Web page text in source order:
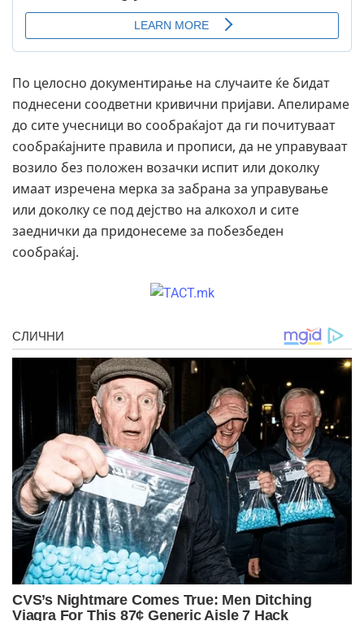
По целосно документирање на случаите ќе бидат
поднесени соодветни кривични пријави. Апелираме
до сите учесници во сообраќајот да ги почитуваат
сообраќајните правила и прописи, да не управуваат
возило без положен возачки испит или доколку
имаат изречена мерка за забрана за управување
или доколку се под дејство на алкохол и сите
заеднички да придонесеме за побезбеден
сообраќај.